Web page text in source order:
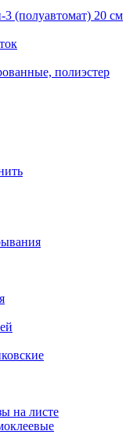
(полуавтомат) 20 см
полиэстер
на листе